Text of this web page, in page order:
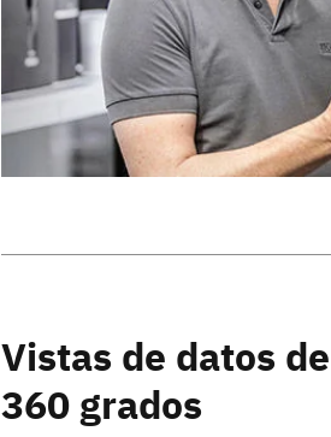
Vistas de datos de
360 grados